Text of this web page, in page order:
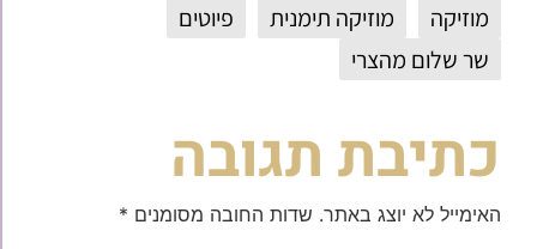
מוזיקה מוזיקה תימנית
פיוטים
שר שלום מהצרי
כתיבת תגובה
האימייל לא יוצג באתר. שדות החובה מסומנים *